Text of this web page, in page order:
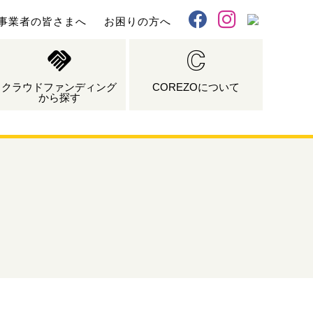
業者の皆さまへ お困りの方へ
FacebookInstagram
クラウドファンディング
から探す
COREZOについて